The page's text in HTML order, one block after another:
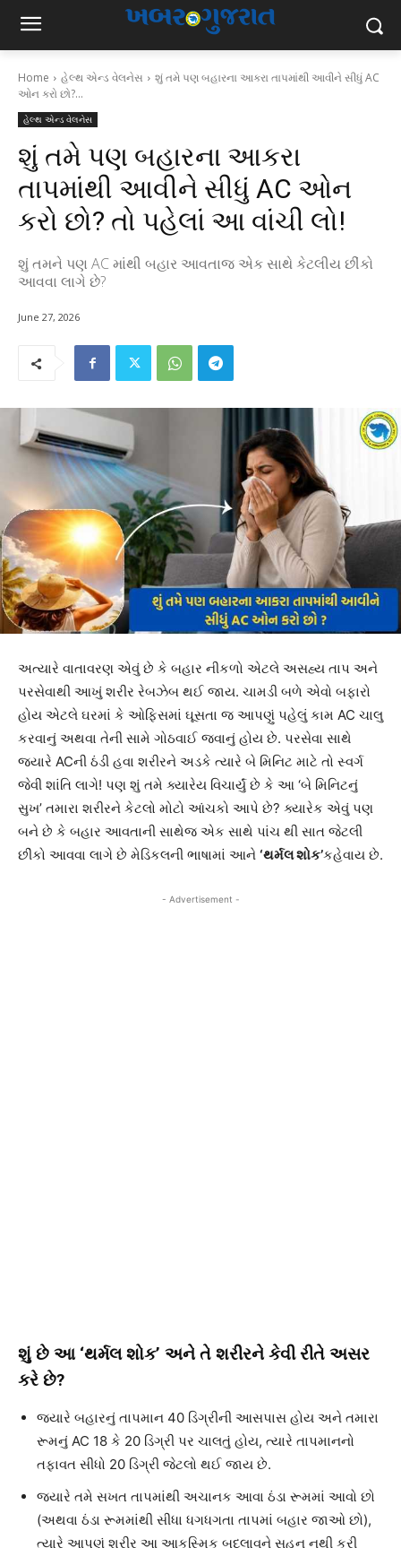
Home હેલ્થ એન્ડ વેલનેસ
શું તમે પણ બહારના આકરા તાપમાંથી આવીને સીધું AC
ઓન કરો છો?...
હેલ્થ એન્ડ વેલનેસ
શું તમે પણ બહારના આકરા
તાપમાંથી આવીને સીધું AC ઓન
કરો છો? તો પહેલાં આ વાંચી લો!
શું તમને પણ AC માંથી બહાર આવતાજ એક સાથે કેટલીય છીંકો
આવવા લાગે છે?
June 27, 2026
અત્યારે વાતાવરણ એવું છે કે બહાર નીકળો એટલે અસહ્ય તાપ અને
પરસેવાથી આખું શરીર રેબઝેબ થઈ જાય. ચામડી બળે એવો બફારો
હોય એટલે ઘરમાં કે ઓફિસમાં ઘૂસતા જ આપણું પહેલું કામ AC ચાલુ
કરવાનું અથવા તેની સામે ગોઠવાઈ જવાનું હોય છે. પરસેવા સાથે
જ્યારે ACની ઠંડી હવા શરીરને અડકે ત્યારે બે મિનિટ માટે તો સ્વર્ગ
જેવી શાંતિ લાગે! પણ શું તમે ક્યારેય વિચાર્યું છે કે આ ‘બે મિનિટનું
સુખ’ તમારા શરીરને કેટલો મોટો આંચકો આપે છે? ક્યારેક એવું પણ
બને છે કે બહાર આવતાની સાથેજ એક સાથે પાંચ થી સાત જેટલી
છીંકો આવવા લાગે છે મેડિકલની ભાષામાં આને ‘થર્મલ શોક’કહેવાય છે.
- Advertisement -
શું છે આ ‘થર્મલ શોક’ અને તે શરીરને કેવી રીતે અસર
કરે છે?
જ્યારે બહારનું તાપમાન 40 ડિગ્રીની આસપાસ હોય અને તમારા
રૂમનું AC 18 કે 20 ડિગ્રી પર ચાલતું હોય, ત્યારે તાપમાનનો
તફાવત સીધો 20 ડિગ્રી જેટલો થઈ જાય છે.
જ્યારે તમે સખત તાપમાંથી અચાનક આવા ઠંડા રૂમમાં આવો છો
(અથવા ઠંડા રૂમમાંથી સીધા ધગધગતા તાપમાં બહાર જાઓ છો),
ત્યારે આપણું શરીર આ આકસ્મિક બદલાવને સહન નથી કરી